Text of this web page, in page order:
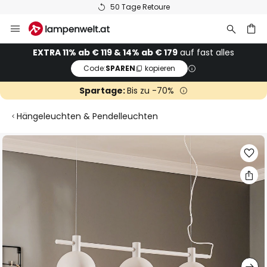
50 Tage Retoure
Inhalt
springenEXTRA 11% ab € 119 & 14% ab € 179 auf fast alles
Code:SPAREN kopieren
Spartage:Bis zu -70%
Hängeleuchten & Pendelleuchten
Zum
Ende